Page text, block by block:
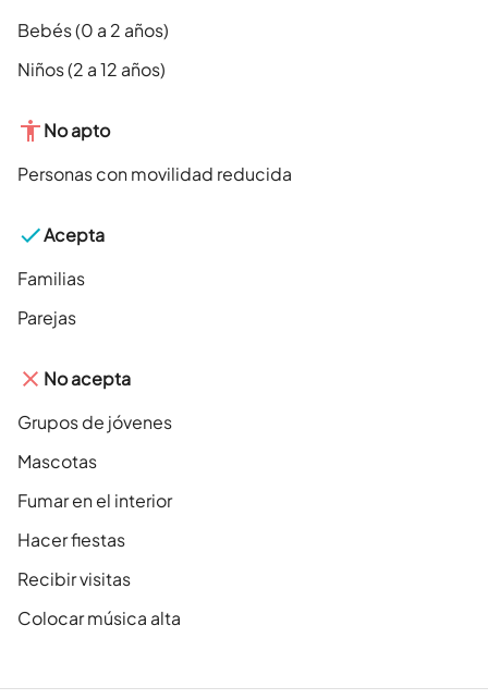
Bebés (0 a 2 años)
Niños (2 a 12 años)
No apto
Personas con movilidad reducida
Acepta
Familias
Parejas
No acepta
Grupos de jóvenes
Mascotas
Fumar en el interior
Hacer fiestas
Recibir visitas
Colocar música alta